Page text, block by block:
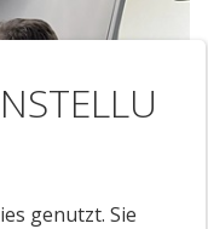
genutzt. Sie